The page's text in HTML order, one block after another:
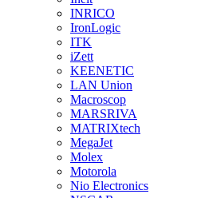
INRICO
IronLogic
ITK
iZett
KEENETIC
LAN Union
Macroscop
MARSRIVA
MATRIXtech
MegaJet
Molex
Motorola
Nio Electronics